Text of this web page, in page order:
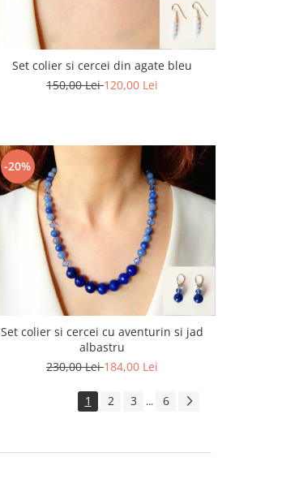
Set colier si cercei din agate bleu
150,00 Lei120,00 Lei
-20%
Set colier si cercei cu aventurin si jad
albastru
230,00 Lei184,00 Lei
1 2 3 ... 6